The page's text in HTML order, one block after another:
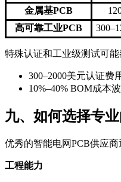
金属基PCB
高可靠工业PCB
特殊认证和工业级测试可能
300–2000美元认证费
10%–40% BOM成本
九、如何选择专
优秀的智能电网PCB供应商
工程能力